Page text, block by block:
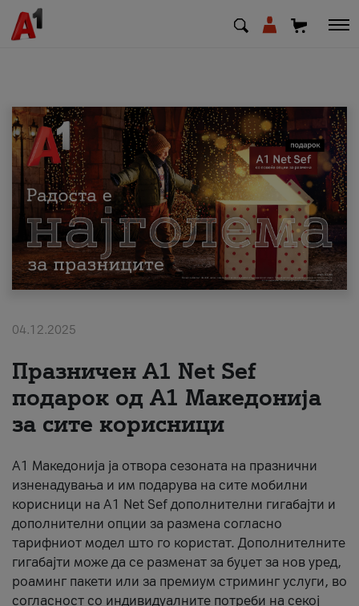
МК EN SQ
Приватни Деловни
Поддршка
Надополни кредит
За нас
#ПодобарОнлајн
04.12.2025
Празничен A1 Net Sеf
подарок од А1 Македонија
за сите корисници
А1 Македонија ја отвора сезоната на празнични
изненадувања и им подарува на сите мобилни
корисници на A1 Net Sef дополнителни гигабајти и
дополнителни опции за размена согласно
тарифниот модел што го користат. Дополнителните
гигабајти може да се разменат за буџет за нов уред,
роаминг пакети или за премиум стриминг услуги, во
согласност со индивидуалните потреби на секој